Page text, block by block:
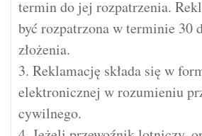
termin do jej rozpatrzenia.
być rozpatrzona w terminie 30
złożenia.
3. Reklamację składa się w
elektronicznej w rozumieniu
cywilnego.